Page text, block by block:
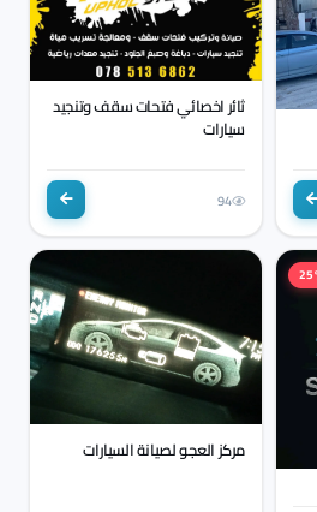
ثائر اخصائي فتحات سقف وتنجيد
سيارات
94
مركز العجو لصيانة السيارات